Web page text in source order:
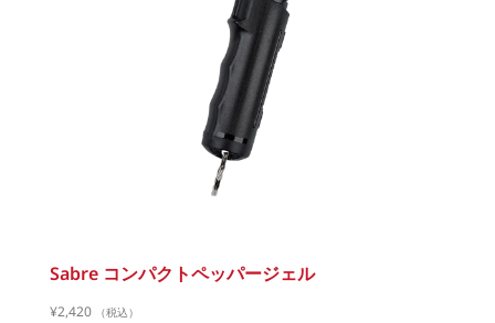
Sabre コンパクトペッパージェル
¥2,420 （税込）